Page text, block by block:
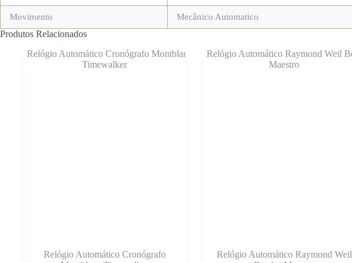
Movimento Mecânico Automatico
Produtos Relacionados
Relógio Automático Cronógrafo
Relógio Automático Raymond Weil